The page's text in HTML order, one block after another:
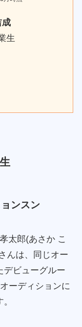
成
生
ンスン
太郎(あさか こ
んは、同じオー
デビューグルー
ーディションに